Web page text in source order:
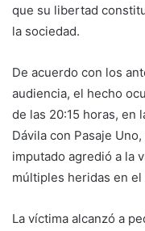
que su libertad
la sociedad.
De acuerdo con los
audiencia, el hecho
de las 20:15 horas, en
Dávila con Pasaje
imputado agredió a la
múltiples heridas en
La víctima alcanzó a